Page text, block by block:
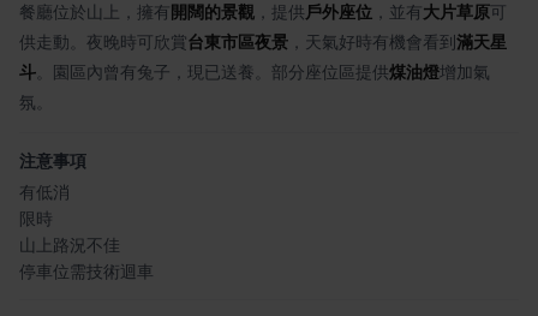
餐廳位於山上，擁有 開闊的景觀 ，提供戶外座位 ，並有 大片草原可
供走動。夜晚時可欣賞台東市區夜景 ，天氣好時有機會看到 滿天星
斗 。園區內曾有兔子，現已送養。部分座位區提供煤油燈增加氣
氛。
注意事項
有低消
限時
山上路況不佳
停車位需技術迴車